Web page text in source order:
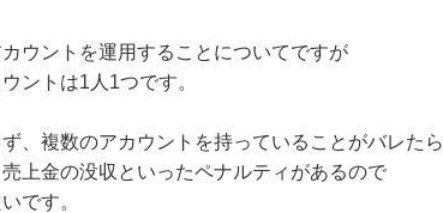
ウントを運用することについてですが
ントは1人1つです。
、複数のアカウントを持っていることがバレたら
上金の没収といったペナルティがあるので
です。